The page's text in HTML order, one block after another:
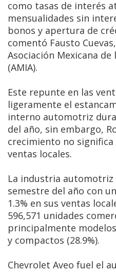
como tasas de interés
mensualidades sin
bonos y apertura de
comentó Fausto
Asociación Mexicana
(AMIA).
Este repunte en las
ligeramente el
interno automotriz
del año, sin embargo,
crecimiento no
ventas locales.
La industria
semestre del año con
1.3% en sus ventas
596,571 unidades
principalmente
y compactos (28.9%).
Chevrolet Aveo fuel el